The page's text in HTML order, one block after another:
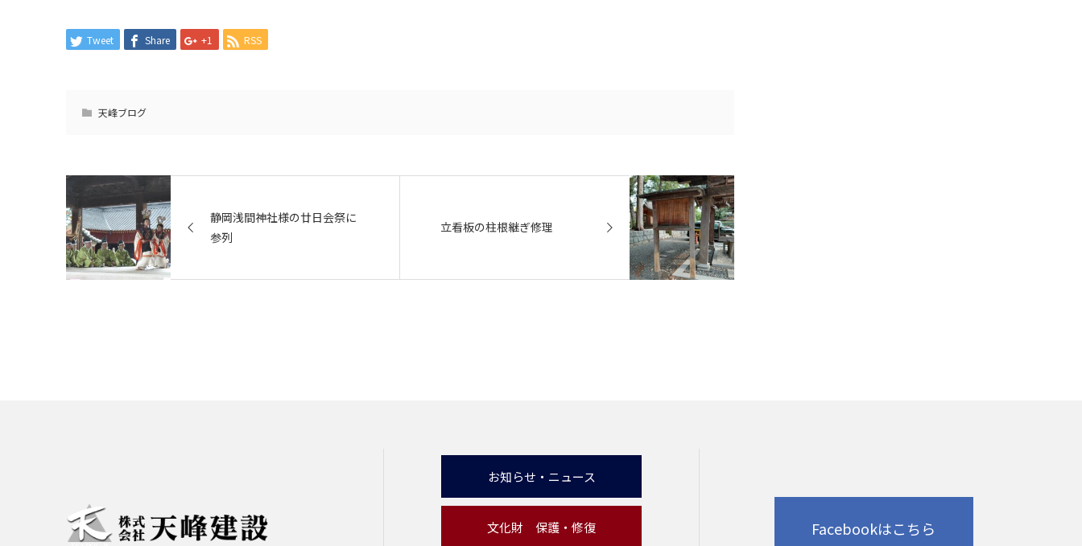
Tweet Share +1 RSS
天峰ブログ
静岡浅間神社様の廿日会祭に
参列
立看板の柱根継ぎ修理
お知らせ・ニュース
文化財 保護・修復 Facebookはこちら